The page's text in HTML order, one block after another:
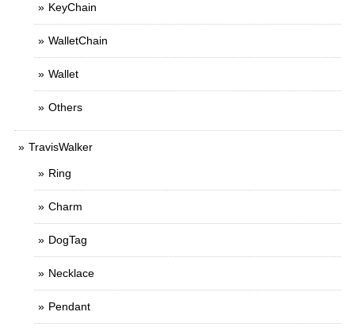
KeyChain
WalletChain
Wallet
Others
TravisWalker
Ring
Charm
DogTag
Necklace
Pendant